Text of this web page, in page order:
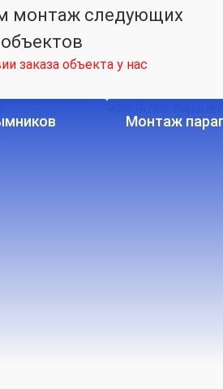
монтаж следующих
объектов
заказа объекта у нас
Монтаж